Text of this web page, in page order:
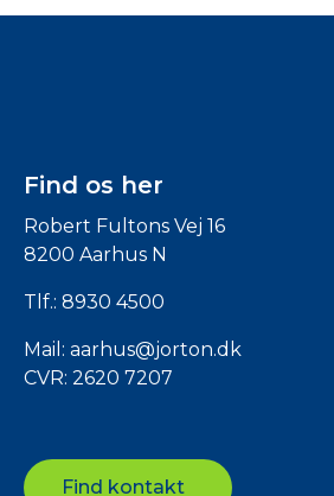
Find os her
Robert Fultons Vej 16
8200 Aarhus N
Tlf.: 8930 4500
Mail: aarhus@jorton.dk
CVR: 2620 7207
Find kontakt